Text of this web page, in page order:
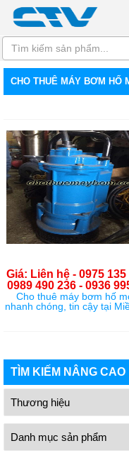
CHO THUÊ MÁY BƠM HỐ
Giá: Liên hệ - 0975 135
0989 490 236 - 0936
Cho thuê máy bơm hố
nhanh chóng, tin cậy tại
TÌM KIẾM NÂNG CAO